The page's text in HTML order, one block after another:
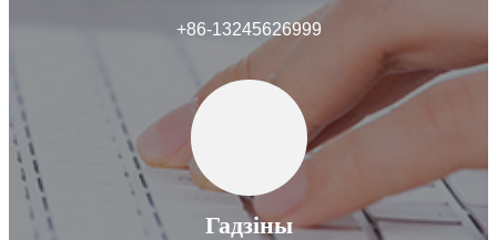
+86-13245626999
Гадзіны